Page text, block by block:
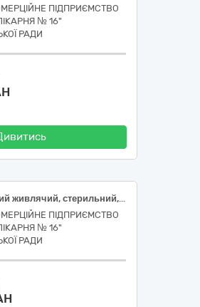
ПІДПРИЄМСТВО
№ 16"
РАДИ
Катетер ентеральний живлячий, стерильний, одноразовий, з мітками, розмір Fr 15, 1200 мм; Катетер ентеральний живлячий, стерильний, одноразовий, з мітками, розмір Fr 18, 1200 мм; Контейнер для забору сечі стерильний з градуюванням, не стійкий до автоклавування, 60 мл, №1; Контейнер для аналізів: об'єм: 110 мл, матеріал дослідження: сеча, стерильно, з градуюванням; Дренаж: Торокальний, Вид: Без адаптера Жане, Розмір дренажа: 150 Fr, Стерильний, Матеріал виготовлення: Прозорий термопластичний ПВХ, Довжина трубки: 80-90 міліметр, Ширина стрічки, мм: 80 міліметр; Сечоприймач приліжковий для дорослих, одноразовий, стерильний, універсальний, 750 мл, №1
ПІДПРИЄМСТВО
№ 16"
РАДИ